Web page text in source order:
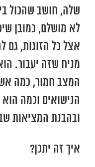
שלה, חושב שהכול
לא מושלם, כמובן
אצל כל הזוגות, גם
מניח שזה יעבור.
המצב חמור, כמה
הנישואים וכמה
ובהבנת המציאות
איך זה יתכן?